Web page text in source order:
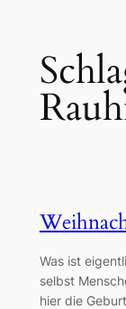
Was ist
selbst
hier die